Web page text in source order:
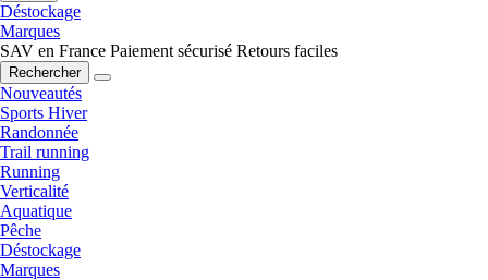
Déstockage
Marques
SAV en France Paiement sécurisé Retours faciles
Rechercher
Nouveautés
Sports Hiver
Randonnée
Trail running
Running
Verticalité
Aquatique
Pêche
Déstockage
Marques